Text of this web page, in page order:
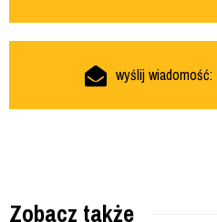
wyślij wiadomość:
Zobacz także